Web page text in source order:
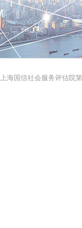
上海国信社会服务评估